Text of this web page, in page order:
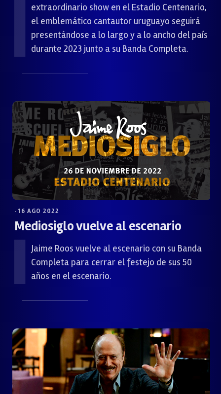
extraordinario show en el Estadio Centenario,
el emblemático cantautor uruguayo seguirá
presentándose a lo largo y a lo ancho del país
durante 2023 junto a su Banda Completa.
· 16 AGO 2022
Mediosiglo vuelve al escenario
Jaime Roos vuelve al escenario con su Banda
Completa para cerrar el festejo de sus 50
años en el escenario.